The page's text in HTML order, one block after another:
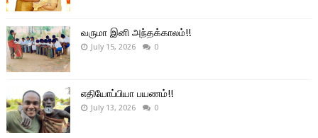
வருமா இனி அந்தக்காலம்!!
July 15, 2026 0
எதியோப்பியா பயணம்!!
July 13, 2026 0